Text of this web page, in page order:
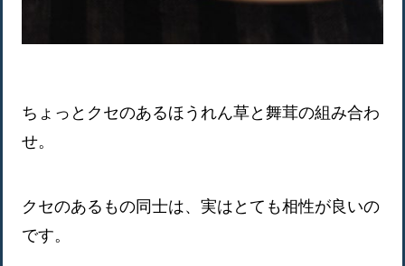
ちょっとクセのあるほうれん草と舞茸の組み合わ
せ。
クセのあるもの同士は、実はとても相性が良いの
です。